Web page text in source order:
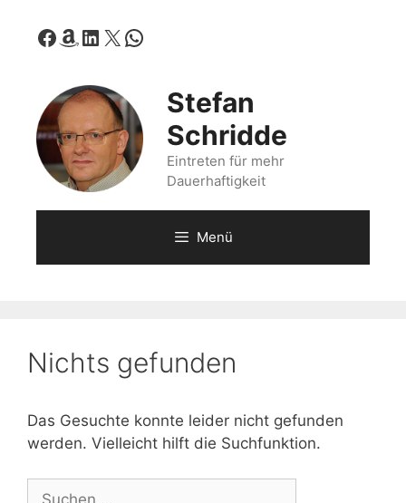
InhaltFacebook
Amazon
LinkedIn
X WhatsApp
Stefan
Schridde
Eintreten für mehr
Dauerhaftigkeit
Menü
Nichts gefunden
Das Gesuchte konnte leider nicht gefunden
werden. Vielleicht hilft die Suchfunktion.